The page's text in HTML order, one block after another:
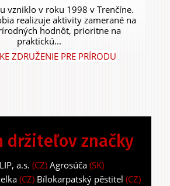
vzniklo v roku 1998 v Trenčíne.
realizuje aktivity zamerané na
hodnôt, prioritne na
praktickú...
ZDRUŽENIE PRE PRÍRODU
držiteľov značky
a.s. (CZ) Agrosúča(SK)
(CZ) Bílokarpatský pěstitel (CZ)